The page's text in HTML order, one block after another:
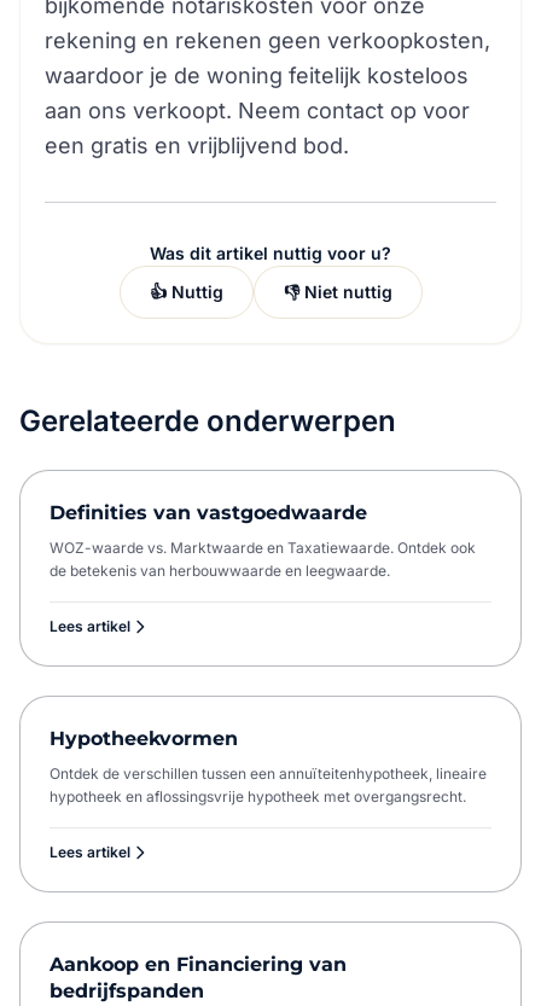
bijkomende notariskosten voor onze
rekening en rekenen geen verkoopkosten,
waardoor je de woning feitelijk kosteloos
aan ons verkoopt. Neem contact op voor
een gratis en vrijblijvend bod.
Was dit artikel nuttig voor u?
👍 Nuttig
👎 Niet nuttig
Gerelateerde onderwerpen
Definities van vastgoedwaarde
WOZ-waarde vs. Marktwaarde en Taxatiewaarde. Ontdek ook
de betekenis van herbouwwaarde en leegwaarde.
Lees artikel
Hypotheekvormen
Ontdek de verschillen tussen een annuïteitenhypotheek, lineaire
hypotheek en aflossingsvrije hypotheek met overgangsrecht.
Lees artikel
Aankoop en Financiering van
bedrijfspanden